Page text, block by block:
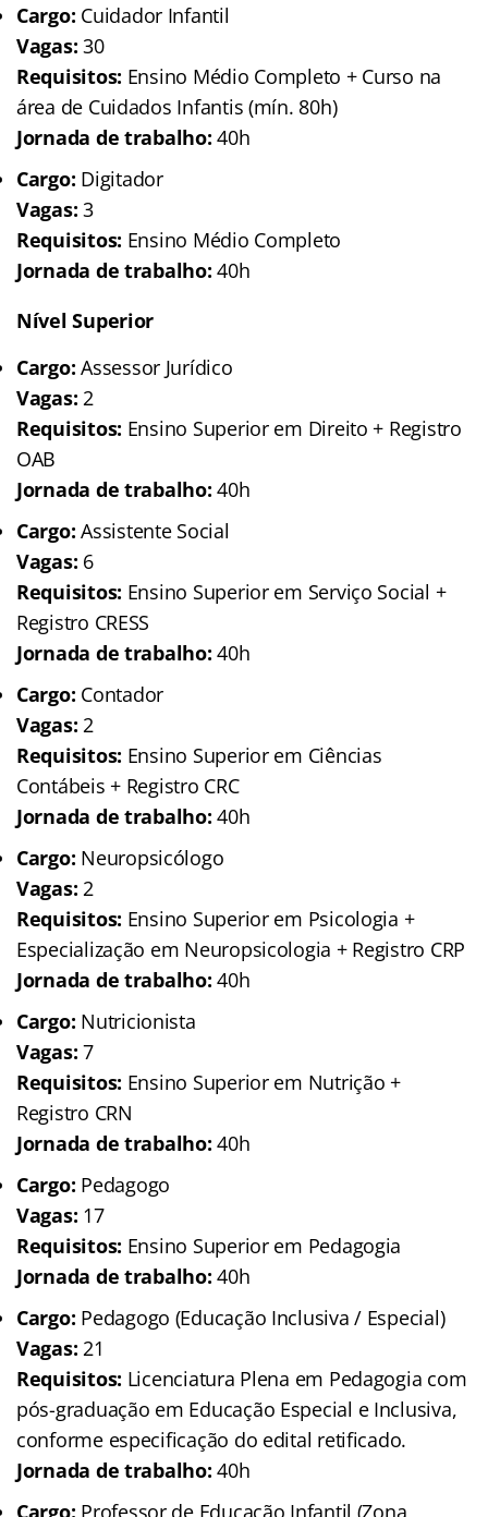
Cargo: Cuidador Infantil
Vagas: 30
Requisitos: Ensino Médio Completo + Curso na
área de Cuidados Infantis (mín. 80h)
Jornada de trabalho: 40h
Cargo: Digitador
Vagas: 3
Requisitos: Ensino Médio Completo
Jornada de trabalho: 40h
Nível Superior
Cargo: Assessor Jurídico
Vagas: 2
Requisitos: Ensino Superior em Direito + Registro
OAB
Jornada de trabalho: 40h
Cargo: Assistente Social
Vagas: 6
Requisitos: Ensino Superior em Serviço Social +
Registro CRESS
Jornada de trabalho: 40h
Cargo: Contador
Vagas: 2
Requisitos: Ensino Superior em Ciências
Contábeis + Registro CRC
Jornada de trabalho: 40h
Cargo: Neuropsicólogo
Vagas: 2
Requisitos: Ensino Superior em Psicologia +
Especialização em Neuropsicologia + Registro CRP
Jornada de trabalho: 40h
Cargo: Nutricionista
Vagas: 7
Requisitos: Ensino Superior em Nutrição +
Registro CRN
Jornada de trabalho: 40h
Cargo: Pedagogo
Vagas: 17
Requisitos: Ensino Superior em Pedagogia
Jornada de trabalho: 40h
Cargo: Pedagogo (Educação Inclusiva / Especial)
Vagas: 21
Requisitos: Licenciatura Plena em Pedagogia com
pós-graduação em Educação Especial e Inclusiva,
conforme especificação do edital retificado.
Jornada de trabalho: 40h
Cargo: Professor de Educação Infantil (Zona